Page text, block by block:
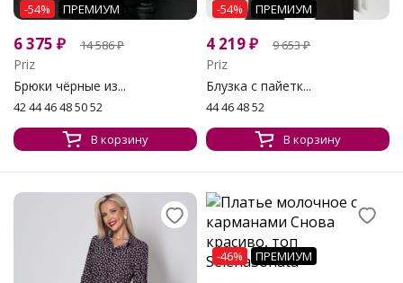
-54% ПРЕМИУМ
6 375 ₽ 14 586₽
Priz
Брюки чёрные из...
42 44 46 48 50 52
В корзину
-54% ПРЕМИУМ
4 219₽ 9 653₽
Priz
Блузка с пайетк...
44 46 48 52
В корзину
-46% ПРЕМИУМ